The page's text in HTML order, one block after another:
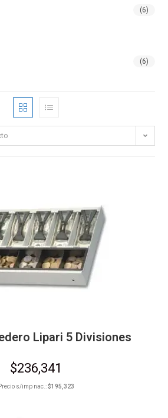
(6)
(6)
Lipari 5 Divisiones
$236,341
Precio s/imp nac.:$195,323